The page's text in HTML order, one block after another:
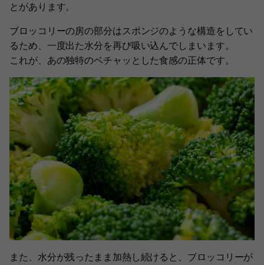
とがあります。
ブロッコリーの房の部分はスポンジのような構造をしてい
るため、一度出た水分を再び吸い込んでしまいます。
これが、あの独特のベチャッとした食感の正体です。
また、水分が残ったまま加熱し続けると、ブロッコリーが